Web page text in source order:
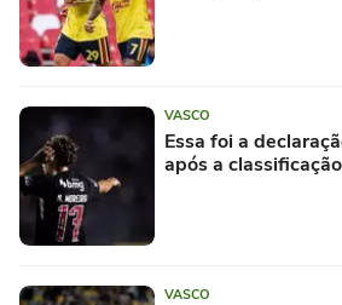
VASCO
Essa foi a
após a
VASCO